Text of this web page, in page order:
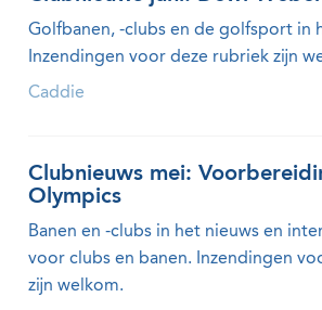
Golfbanen, -clubs en de golfsport in
Inzendingen voor deze rubriek zijn
Caddie
Clubnieuws mei:
Olympics
Banen en -clubs in het nieuws en
voor clubs en banen. Inzendingen
zijn welkom.